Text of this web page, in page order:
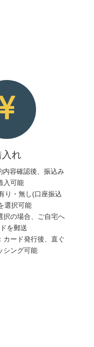
入れ
容確認後、振込み
入可能
り・無し(口座振込
選択可能
択の場合、ご自宅へ
を郵送
ード発行後、直ぐ
シング可能